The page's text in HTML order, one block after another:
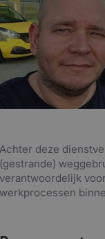
Achter deze
(gestrande)
verantwoordelijk
werkprocessen